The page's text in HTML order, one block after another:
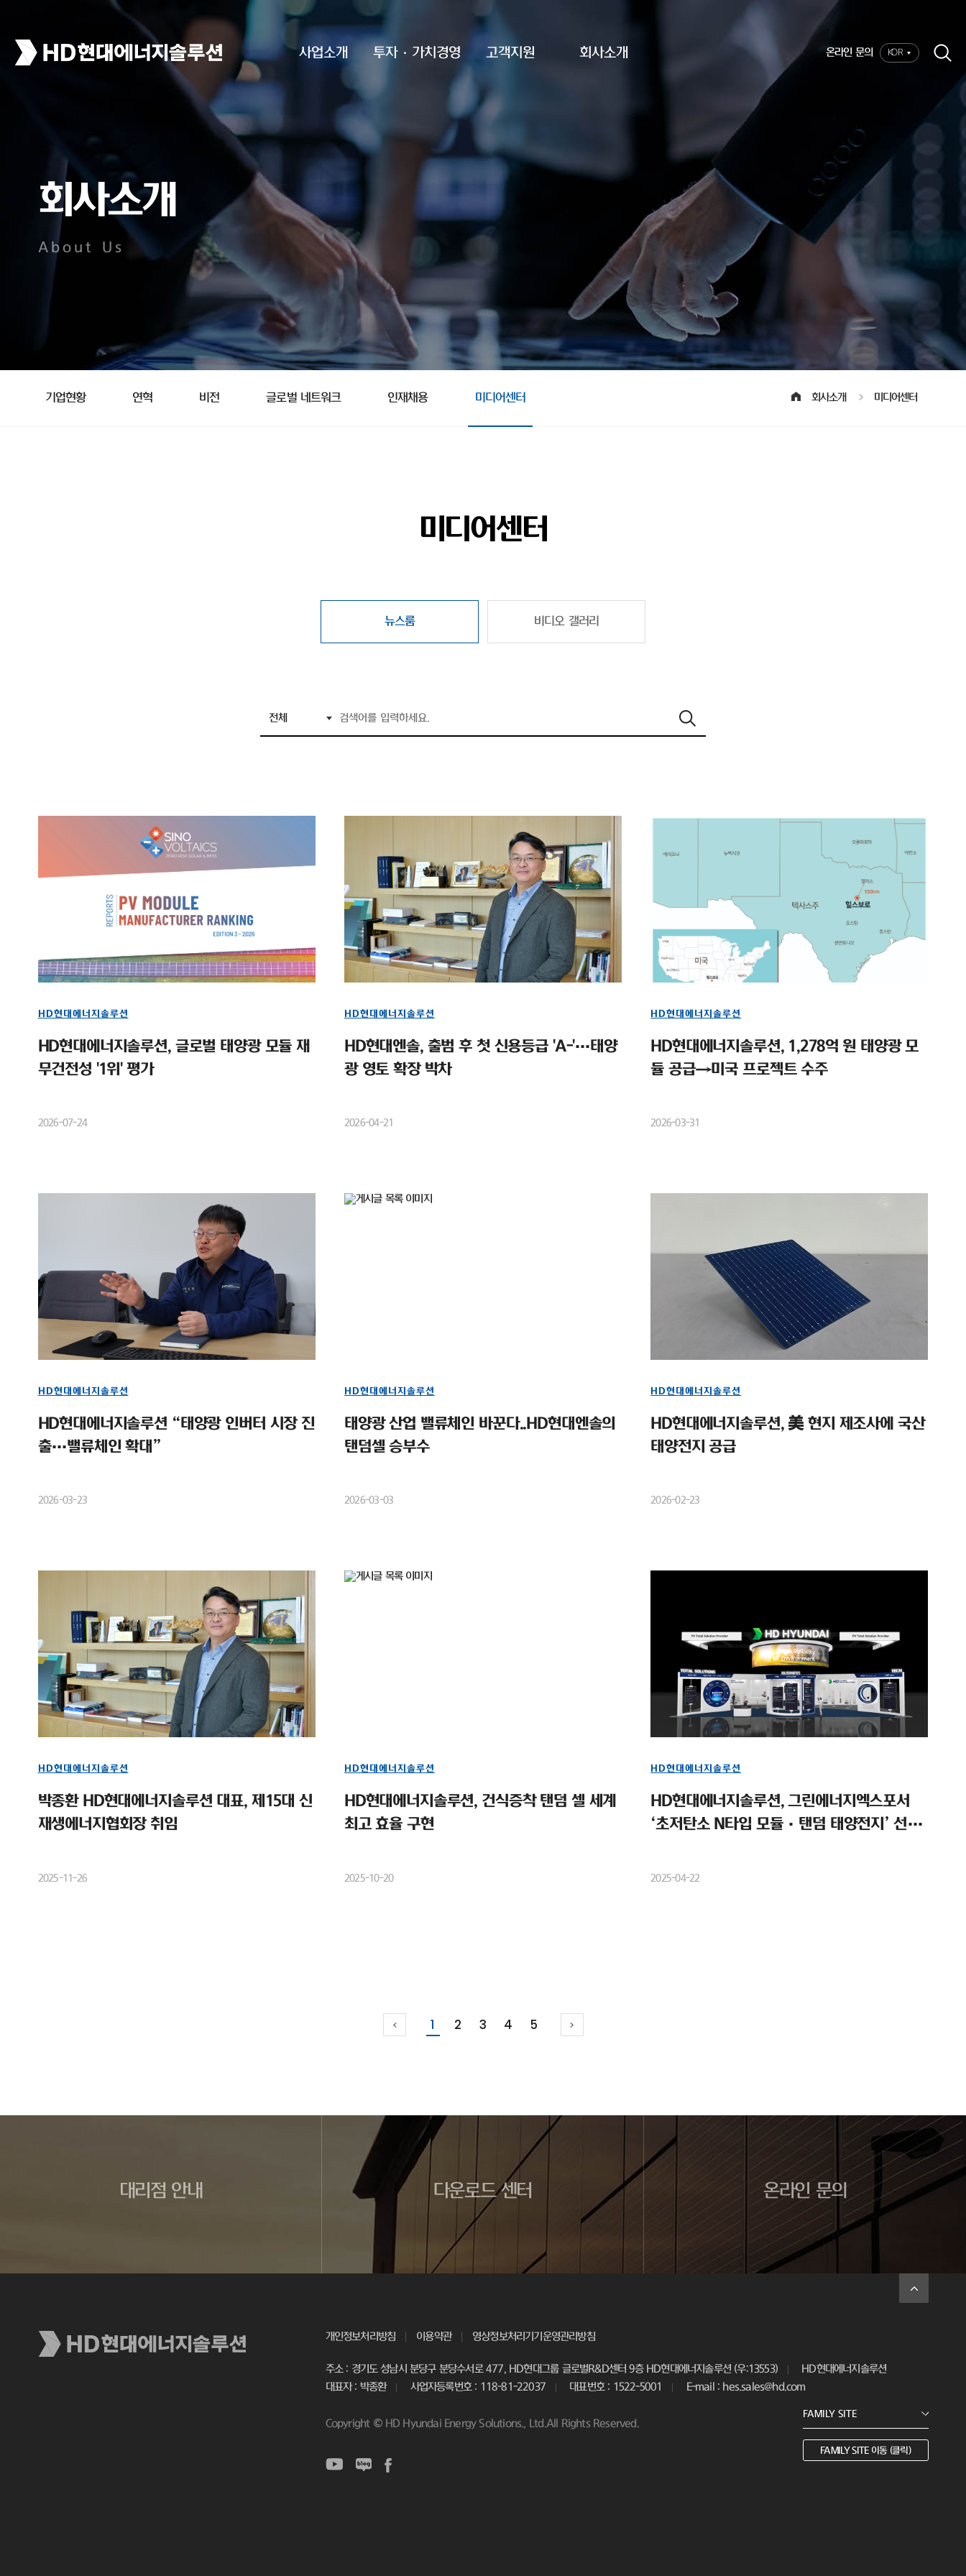
사업소개 투자·가치경영 고객지원 회사소개 온라인 문의 KOR
회사소개
About Us
기업현황 연혁 비전 글로벌 네트워크 인재채용 미디어센터 회사소개 미디어센터
미디어센터
뉴스룸 비디오 갤러리
HD현대에너지솔루션
HD현대에너지솔루션, 글로벌 태양광 모듈 재
무건전성 '1위' 평가
2026-07-24
HD현대에너지솔루션
HD현대엔솔, 출범 후 첫 신용등급 'A-'…태양
광 영토 확장 박차
2026-04-21
HD현대에너지솔루션
HD현대에너지솔루션, 1,278억 원 태양광 모
듈 공급→미국 프로젝트 수주
2026-03-31
HD현대에너지솔루션
HD현대에너지솔루션 “태양광 인버터 시장 진
출…밸류체인 확대”
2026-03-23
HD현대에너지솔루션
태양광 산업 밸류체인 바꾼다..HD현대엔솔의
탠덤셀 승부수
2026-03-03
HD현대에너지솔루션
HD현대에너지솔루션, 美 현지 제조사에 국산
태양전지 공급
2026-02-23
HD현대에너지솔루션
박종환 HD현대에너지솔루션 대표, 제15대 신
재생에너지협회장 취임
2025-11-26
HD현대에너지솔루션
HD현대에너지솔루션, 건식증착 탠덤 셀 세계
최고 효율 구현
2025-10-20
HD현대에너지솔루션
HD현대에너지솔루션, 그린에너지엑스포서
‘초저탄소 N타입 모듈·탠덤 태양전지’ 선보
2025-04-22
1 2 3 4 5
대리점 안내 다운로드 센터 온라인 문의
개인정보처리방침 이용약관 영상정보처리기기운영관리방침
주소 : 경기도 성남시 분당구 분당수서로 477, HD현대그룹 글로벌R&D센터 9층 HD현대에너지솔루션 (우:13553)
HD현대에너지솔루션
대표자 : 박종환
사업자등록번호 : 118-81-22037 대표번호 : 1522-5001 E-mail : hes.sales@hd.com
Copyright © HD Hyundai Energy Solutions., Ltd.All Rights Reserved.
FAMILY SITE 이동 (클릭)